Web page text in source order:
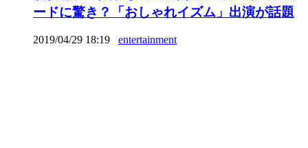
ードに驚き？「おしゃれイズム」出演が話題
2019/04/29 18:19 entertainment